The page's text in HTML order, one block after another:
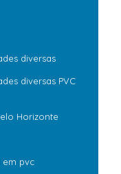
diversas
diversas PVC
Horizonte
em pvc